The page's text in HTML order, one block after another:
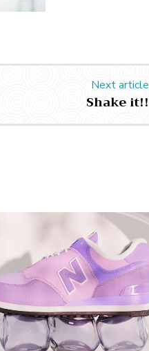
Next article
Shake it!!